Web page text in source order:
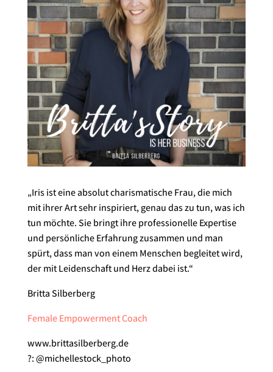
„Iris ist eine absolut charismatische Frau, die mich
mit ihrer Art sehr inspiriert, genau das zu tun, was ich
tun möchte. Sie bringt ihre professionelle Expertise
und persönliche Erfahrung zusammen und man
spürt, dass man von einem Menschen begleitet wird,
der mit Leidenschaft und Herz dabei ist.“
Britta Silberberg
Female Empowerment Coach
www.brittasilberberg.de
?: @michellestock_photo